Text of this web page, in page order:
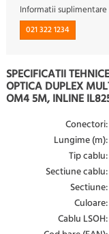
Informatii suplimentare
021 322 1234
SPECIFICATII
OPTICA DUPLEX
OM4 5M, INLINE
Conectori:
Lungime (m):
Tip cablu:
Sectiune cablu:
Sectiune:
Culoare:
Cablu LSOH: